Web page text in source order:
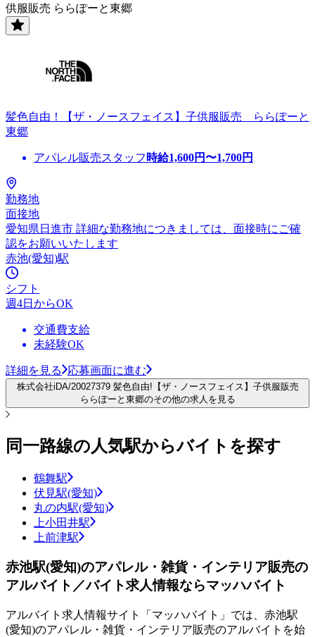
供服販売 ららぽーと東郷
髪色自由！【ザ・ノースフェイス】子供服販売 ららぽーと
東郷
アパレル販売スタッフ 時給1,600円〜1,700円
勤務地
面接地
愛知県日進市 詳細な勤務地につきましては、面接時にご確
認をお願いいたします
赤池(愛知)駅
シフト
週4日からOK
交通費支給
未経験OK
詳細を見る 応募画面に進む
株式会社iDA/20027379 髪色自由!【ザ・ノースフェイス】子供服販売
ららぽーと東郷のその他の求人を見る
同一路線の人気駅からバイトを探す
鶴舞駅
伏見駅(愛知)
丸の内駅(愛知)
上小田井駅
上前津駅
赤池駅(愛知)のアパレル・雑貨・インテリア販売の
アルバイト／バイト求人情報ならマッハバイト
アルバイト求人情報サイト「マッハバイト」では、赤池駅
(愛知)のアパレル・雑貨・インテリア販売のアルバイトを始